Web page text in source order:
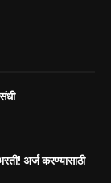
अर्ज करण्यासाठी